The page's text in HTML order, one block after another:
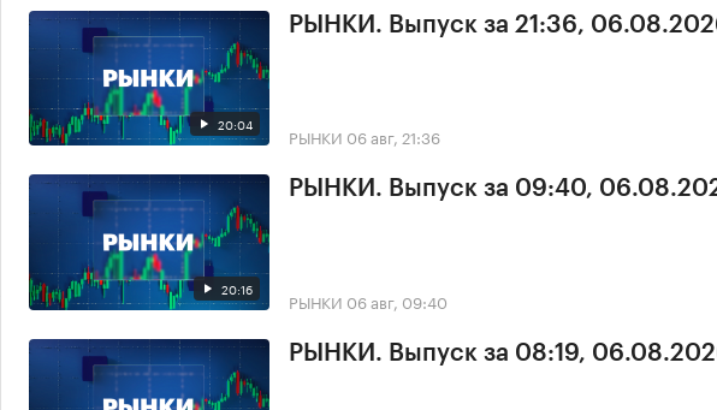
20:04
РЫНКИ. Выпуск за 21:36,
РЫНКИ 06 авг, 21:36
20:16
РЫНКИ. Выпуск за 09:40,
РЫНКИ 06 авг, 09:40
РЫНКИ. Выпуск за 08:19,